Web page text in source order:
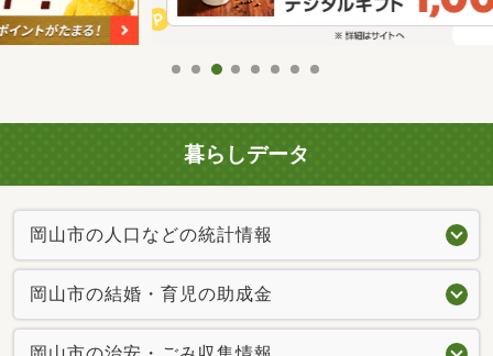
暮らしデータ
岡山市の人口などの統計情報
岡山市の結婚・育児の助成金